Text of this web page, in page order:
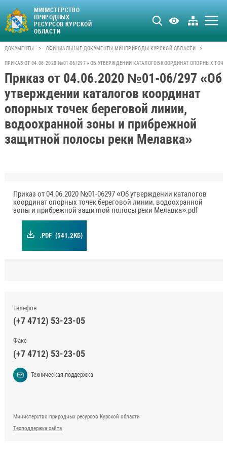
МИНИСТЕРСТВО
ПРИРОДНЫХ
РЕСУРСОВ КУРСКОЙ
ОБЛАСТИ
ДОКУМЕНТЫ > ОФИЦИАЛЬНЫЕ ДОКУМЕНТЫ МИНПРИРОДЫ КУРСКОЙ ОБЛАСТИ >
ПРИКАЗ ОТ 04.06.2020 №01-06/297 «ОБ УТВЕРЖДЕНИИ КАТАЛОГОВ КООРДИНАТ ОПОРНЫХ
Приказ от 04.06.2020 №01-06/297 «Об
утверждении каталогов координат
опорных точек береговой линии,
водоохранной зоны и прибрежной
защитной полосы реки Мелавка»
Приказ от 04.06.2020 №01-06297 «Об утверждении каталогов
координат опорных точек береговой линии, водоохранной
зоны и прибрежной защитной полосы реки Мелавка».pdf
.PDF (541.2КБ)
Телефон
(+7 4712) 53-23-05
Факс
(+7 4712) 53-23-05
Техническая поддержка
Министерство природных ресурсов Курской области
Техподдержка сайта